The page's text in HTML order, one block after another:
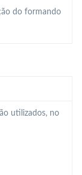
do formando
utilizados, no